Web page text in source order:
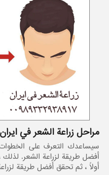
مراحل زراعة الشعر في ايران
سيساعدك التعرف على الخطوات
أفضل طريقة لزراعة الشعر.
أولاً ، ثم تحقق أفضل طريقة